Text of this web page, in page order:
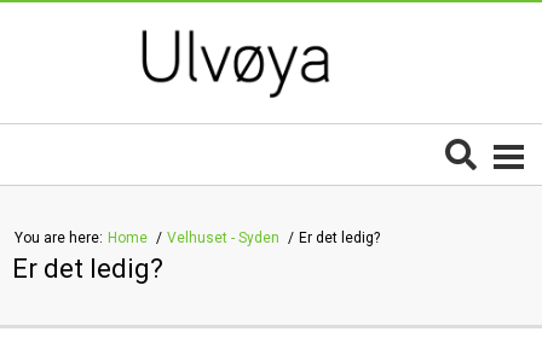
You are here: Home Velhuset - Syden Er det ledig?
Er det ledig?